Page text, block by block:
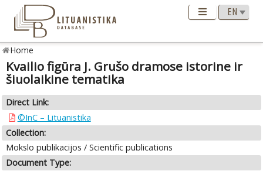
Home
Kvailio figūra J. Grušo dramose istorine ir
šiuolaikine tematika
Direct Link:
©InC – Lituanistika
Collection:
Mokslo publikacijos / Scientific publications
Document Type: